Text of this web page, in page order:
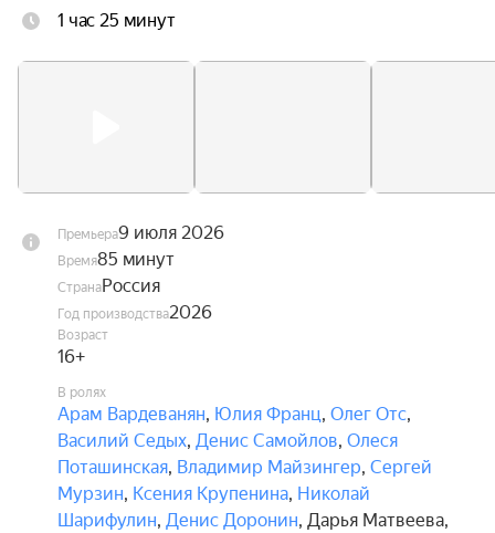
путь через всю страну, чтобы измениться и
тормоза.
1 час 25 минут
Премьера9 июля 2026
Время85 минут
СтранаРоссия
Год производства2026
Возраст
16+
В ролях
Арам Вардеванян, Юлия Франц, Олег Отс,
Василий Седых, Денис Самойлов, Олеся
Поташинская, Владимир Майзингер, Сергей
Мурзин, Ксения Крупенина, Николай
Шарифулин, Денис Доронин, Дарья Матвеева,